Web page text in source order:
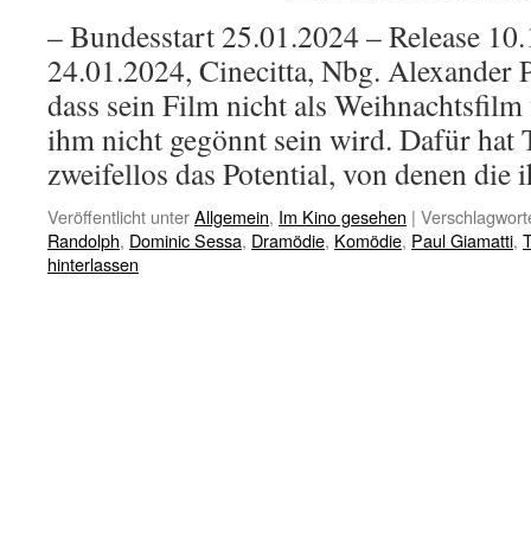
– Bundesstart 25.01.2024 – Release
24.01.2024, Cinecitta, Nbg. Alexander
dass sein Film nicht als
ihm nicht gegönnt sein wird. Dafür
zweifellos das Potential, von denen
Veröffentlicht unterAllgemein, Im Kino gesehen |
Randolph, Dominic Sessa, Dramödie, Komödie, Paul Giamatti,
hinterlassen